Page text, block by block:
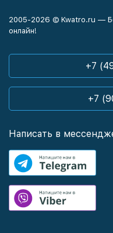
2005-2026 © Kwatro.ru —
онлайн!
+7
+7
Написать в